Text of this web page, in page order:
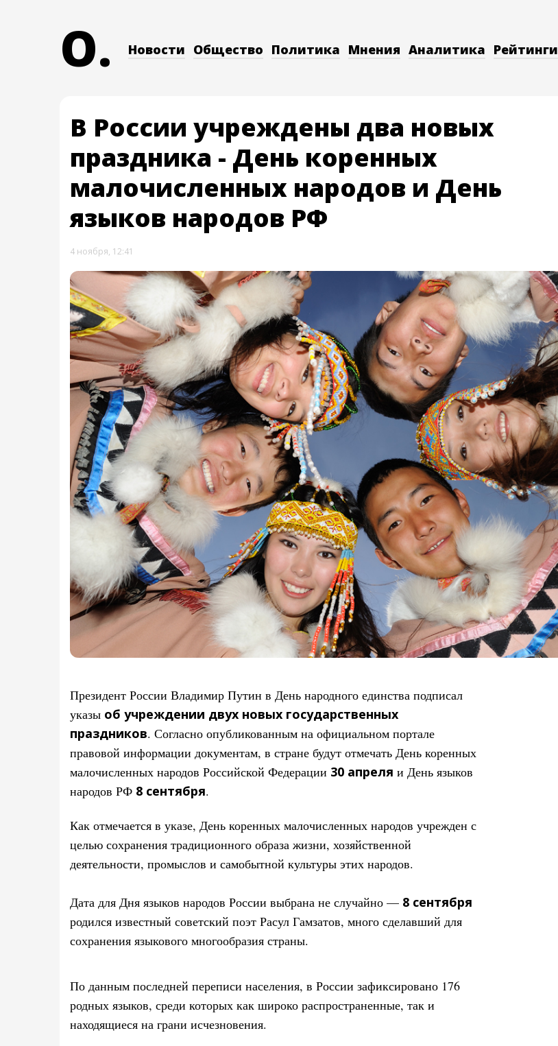
O. Новости Общество Политика Мнения Аналитика Рейтинги
В России учреждены два новых
праздника - День коренных
малочисленных народов и День
языков народов РФ
4 ноября, 12:41
Президент России Владимир Путин в День народного единства подписал
указы об учреждении двух новых государственных
праздников. Согласно опубликованным на официальном портале
правовой информации документам, в стране будут отмечать День коренных
малочисленных народов Российской Федерации 30 апреля и День языков
народов РФ 8 сентября.
Как отмечается в указе, День коренных малочисленных народов учрежден с
целью сохранения традиционного образа жизни, хозяйственной
деятельности, промыслов и самобытной культуры этих народов.
Дата для Дня языков народов России выбрана не случайно — 8 сентября
родился известный советский поэт Расул Гамзатов, много сделавший для
сохранения языкового многообразия страны.
По данным последней переписи населения, в России зафиксировано 176
родных языков, среди которых как широко распространенные, так и
находящиеся на грани исчезновения.